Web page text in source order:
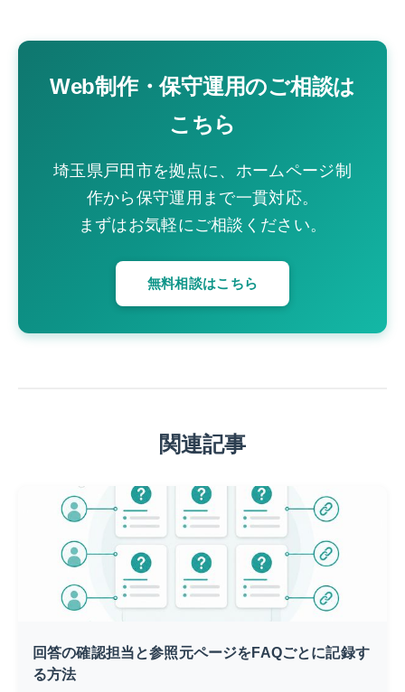
Web制作・保守運用のご相談は
こちら
埼玉県戸田市を拠点に、ホームページ制
作から保守運用まで一貫対応。
まずはお気軽にご相談ください。
無料相談はこちら
関連記事
回答の確認担当と参照元ページをFAQごとに記録す
る方法